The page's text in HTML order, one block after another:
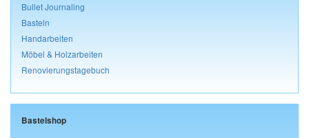
Bullet Journaling
Basteln
Handarbeiten
Möbel & Holzarbeiten
Renovierungstagebuch
Bastelshop